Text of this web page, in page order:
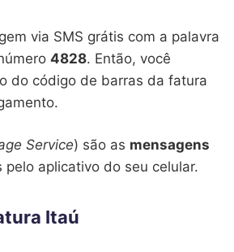
via SMS grátis com a palavra
4828. Então, você
do código de barras da fatura
Service) são as mensagens
pelo aplicativo do seu celular.
Itaú